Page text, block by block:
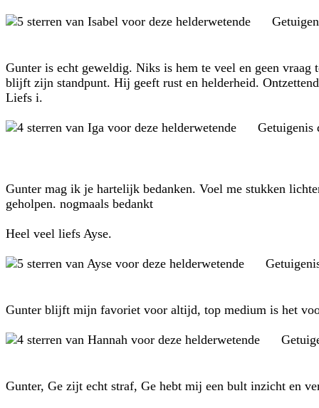
Gunter is echt geweldig. Niks is hem te veel en geen
blijft zijn standpunt. Hij geeft rust en helderheid.
Liefs i.
Getuigenis
Gunter mag ik je hartelijk bedanken. Voel me stukken
geholpen. nogmaals bedankt
Heel veel liefs Ayse.
Gunter blijft mijn favoriet voor altijd, top medium is het
Gunter, Ge zijt echt straf, Ge hebt mij een bult inzicht en